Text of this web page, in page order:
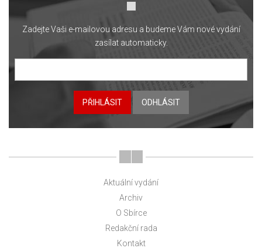
Zadejte Vaši e-mailovou adresu a budeme Vám nové vydání
zasílat automaticky.
PŘIHLÁSIT ODHLÁSIT
Aktuální vydání
Archiv
O Sbírce
Redakční rada
Kontakt